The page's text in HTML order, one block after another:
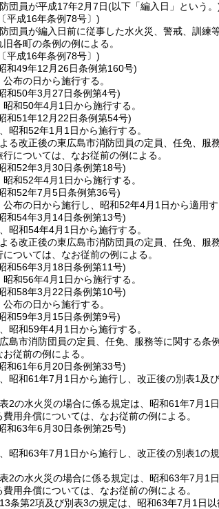
団員が平成17年2月7日(以下「編入日」という。
平成16年条例78号〕)
団員が編入日前に従事した水火災、警戒、訓
各町の条例の例による。
平成16年条例78号〕)
和49年12月26日条例第160号)
布の日から施行する。
和50年3月27日条例第4号)
昭和50年4月1日から施行する。
和51年12月22日条例第54号)
昭和52年1月1日から施行する。
る改正後の東広島市消防団員の定員、任免、
については、なお従前の例による。
和52年3月30日条例第18号)
昭和52年4月1日から施行する。
和52年7月5日条例第36号)
公布の日から施行し、昭和52年4月1日から適用す
和54年3月14日条例第13号)
昭和54年4月1日から施行する。
る改正後の東広島市消防団員の定員、任免、
ついては、なお従前の例による。
和56年3月18日条例第11号)
昭和56年4月1日から施行する。
和58年3月22日条例第10号)
布の日から施行する。
和59年3月15日条例第9号)
昭和59年4月1日から施行する。
島市消防団員の定員、任免、服務等に関する
従前の例による。
和61年6月20日条例第33号)
昭和61年7月1日から施行し、改正後の別表1及
2の水火災の場合に係る規定は、昭和61年7月1
費用弁償については、なお従前の例による。
和63年6月30日条例第25号)
昭和63年7月1日から施行し、改正後の別表1の
2の水火災の場合に係る規定は、昭和63年7月1
費用弁償については、なお従前の例による。
条第2項及び別表3の規定は、昭和63年7月1日